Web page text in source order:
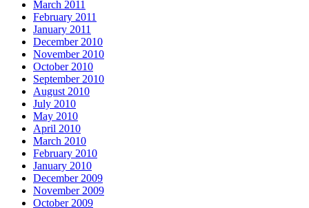
March 2011
February 2011
January 2011
December 2010
November 2010
October 2010
September 2010
August 2010
July 2010
May 2010
April 2010
March 2010
February 2010
January 2010
December 2009
November 2009
October 2009